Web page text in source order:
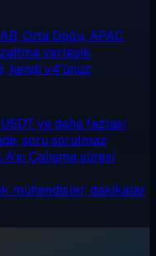
Orta Doğu, APAC
yerleşik
kendi v4'ünüz
ve daha fazlası
soru sorulmaz
Çalışma süresi
mühendisler, dakikalar